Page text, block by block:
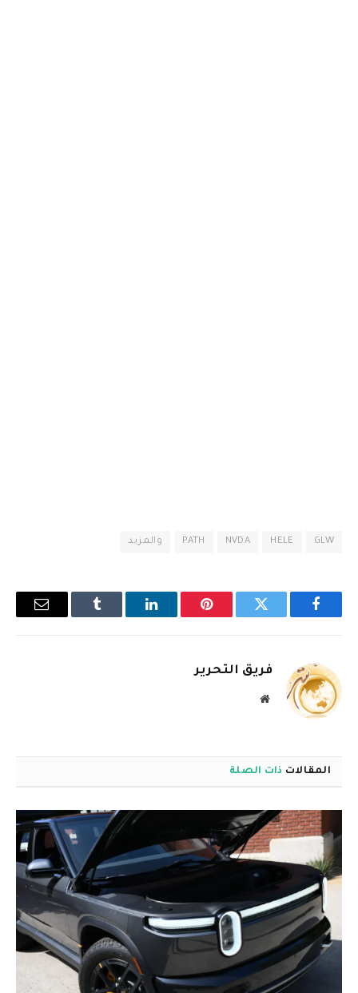
GLW
HELE
NVDA
PATH والمزيد
فيسبوك تويتر بينتيريستلينكدإن Tumblr
البريد
فريق التحرير
موقع
المقالات ذات الصلة